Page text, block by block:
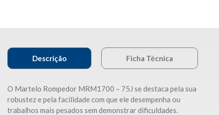
Descrição Ficha Técnica
O Martelo Rompedor MRM1700 – 75J se destaca pela sua
robustez e pela facilidade com que ele desempenha ou
trabalhos mais pesados sem demonstrar dificuldades.